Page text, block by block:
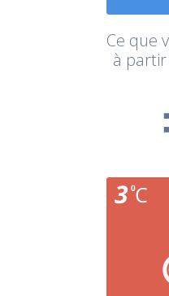
Ce que
à partir